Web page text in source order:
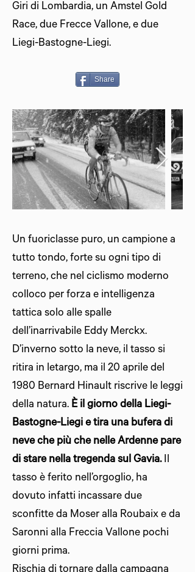
Giri di Lombardia, un Amstel Gold
Race, due Frecce Vallone, e due
Liegi-Bastogne-Liegi.
Share
Un fuoriclasse puro, un campione a
tutto tondo, forte su ogni tipo di
terreno, che nel ciclismo moderno
colloco per forza e intelligenza
tattica solo alle spalle
dell’inarrivabile Eddy Merckx.
D’inverno sotto la neve, il tasso si
ritira in letargo, ma il 20 aprile del
1980 Bernard Hinault riscrive le leggi
della natura. È il giorno della Liegi-
Bastogne-Liegi e tira una bufera di
neve che più che nelle Ardenne pare
di stare nella tregenda sul Gavia.Il
tasso è ferito nell’orgoglio, ha
dovuto infatti incassare due
sconfitte da Moser alla Roubaix e da
Saronni alla Freccia Vallone pochi
giorni prima.